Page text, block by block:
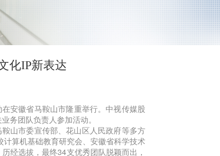
化IP新表达
安徽省马鞍山市隆重举行。中视传媒股
务团队负责人参加活动。
山市委宣传部、花山区人民政府等多方
算机基础教育研究会、安徽省科学技术
经选拔，最终34支优秀团队脱颖而出，